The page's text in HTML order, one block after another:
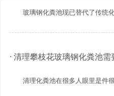
四川玻璃钢化粪池逐渐
关于重庆玻璃钢化粪池
四川玻璃钢化粪池选购
玻璃钢化粪池现已替代了传统化
· 清理攀枝花玻璃钢化粪池
清理化粪池在很多人眼里是件很